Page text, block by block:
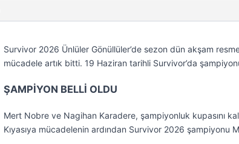
Survivor 2026 Ünlüler Gönüllüler’de sezon dün akşam
mücadele artık bitti. 19 Haziran tarihli Survivor’da
ŞAMPİYON BELLİ OLDU
Mert Nobre ve Nagihan Karadere, şampiyonluk kupasını
Kıyasıya mücadelenin ardından Survivor 2026 şampiyonu